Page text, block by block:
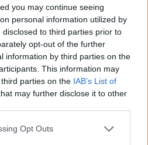
you may continue seeing
personal information utilized by
to third parties prior to
opt-out of the further
information by third parties on the
This information may
parties on the IAB’s List of
may further disclose it to other
app uses one or more Google
Opt Outs
a friss hírekről a
Követem